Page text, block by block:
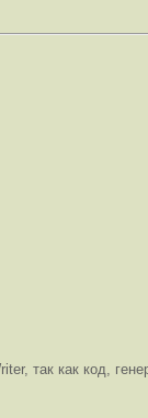
так как код,